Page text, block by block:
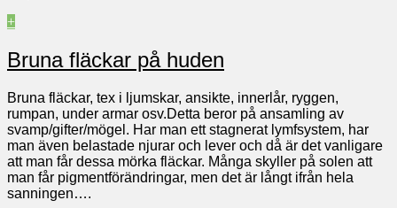
+
Bruna fläckar på huden
Bruna fläckar, tex i ljumskar, ansikte, innerlår, ryggen,
rumpan, under armar osv.Detta beror på ansamling av
svamp/gifter/mögel. Har man ett stagnerat lymfsystem, har
man även belastade njurar och lever och då är det vanligare
att man får dessa mörka fläckar. Många skyller på solen att
man får pigmentförändringar, men det är långt ifrån hela
sanningen….